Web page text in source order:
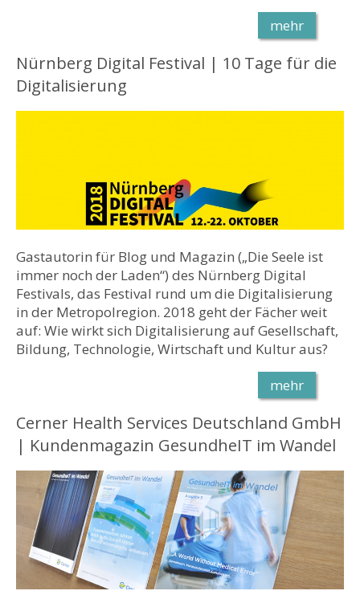
mehr
Nürnberg Digital Festival | 10 Tage für die
Digitalisierung
Gastautorin für Blog und Magazin („Die Seele ist
immer noch der Laden“) des Nürnberg Digital
Festivals, das Festival rund um die Digitalisierung
in der Metropolregion. 2018 geht der Fächer weit
auf: Wie wirkt sich Digitalisierung auf Gesellschaft,
Bildung, Technologie, Wirtschaft und Kultur aus?
mehr
Cerner Health Services Deutschland GmbH
| Kundenmagazin GesundheIT im Wandel